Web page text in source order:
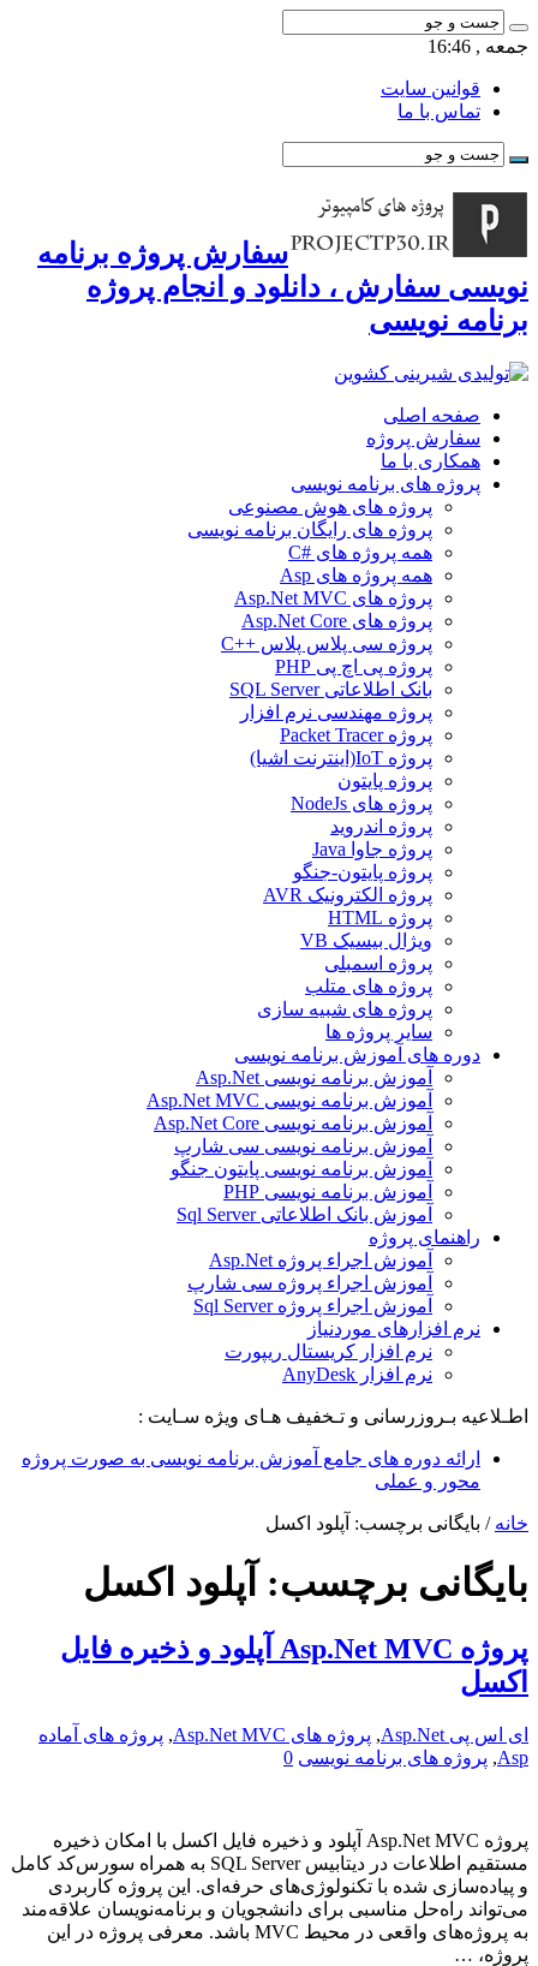
جمعه , 16:46
قوانین سایت
تماس با ما
سفارش پروژه برنامه
نویسی سفارش ، دانلود و انجام پروژه
برنامه نویسی
صفحه اصلی
سفارش پروژه
همکاری با ما
پروژه های برنامه نویسی
پروژه های هوش مصنوعی
پروژه های رایگان برنامه نویسی
همه پروژه های #C
همه پروژه های Asp
پروژه های Asp.Net MVC
پروژه های Asp.Net Core
پروژه سی پلاس پلاس ++C
پروژه پی اچ پی PHP
بانک اطلاعاتی SQL Server
پروژه مهندسی نرم افزار
پروژه Packet Tracer
پروژه IoT(اینترنت اشیا)
پروژه پایتون
پروژه های NodeJs
پروژه اندروید
پروژه جاوا Java
پروژه پایتون-جنگو
پروژه الکترونیک AVR
پروژه HTML
ویژال بیسیک VB
پروژه اسمبلی
پروژه های متلب
پروژه های شبیه سازی
سایر پروژه ها
دوره های آموزش برنامه نویسی
آموزش برنامه نویسی Asp.Net
آموزش برنامه نویسی Asp.Net MVC
آموزش برنامه نویسی Asp.Net Core
آموزش برنامه نویسی سی شارپ
آموزش برنامه نویسی پایتون جنگو
آموزش برنامه نویسی PHP
آموزش بانک اطلاعاتی Sql Server
راهنمای پروژه
آموزش اجراء پروژه Asp.Net
آموزش اجراء پروژه سی شارپ
آموزش اجراء پروژه Sql Server
نرم افزارهای موردنیاز
نرم افزار کریستال ریپورت
نرم افزار AnyDesk
اطـلاعیه بـروزرسانی و تـخفیف هـای ویژه سـایت :
ارائه دوره های جامع آموزش برنامه نویسی به صورت پروژه
محور و عملی
خانه / بایگانی برچسب: آپلود اکسل
بایگانی برچسب: آپلود اکسل
پروژه Asp.Net MVC آپلود و ذخیره فایل
اکسل
ای اس پی Asp.Net , پروژه های Asp.Net MVC , پروژه های آماده
Asp
, پروژه های برنامه نویسی 0
پروژه Asp.Net MVC آپلود و ذخیره فایل اکسل با امکان ذخیره
مستقیم اطلاعات در دیتابیس SQL Server به همراه سورس‌کد کامل
و پیاده‌سازی شده با تکنولوژی‌های حرفه‌ای. این پروژه کاربردی
می‌تواند راه‌حل مناسبی برای دانشجویان و برنامه‌نویسان علاقه‌مند
به پروژه‌های واقعی در محیط MVC باشد. معرفی پروژه در این
پروژه، …